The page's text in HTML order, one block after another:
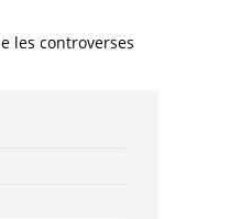
les controverses